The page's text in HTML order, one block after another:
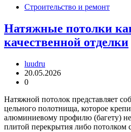
Строительство и ремонт
Натяжные потолки
качественной отделки
luudru
20.05.2026
0
Натяжной потолок представляет
цельного полотнища, которое
алюминиевому профилю (багету)
плитой перекрытия либо